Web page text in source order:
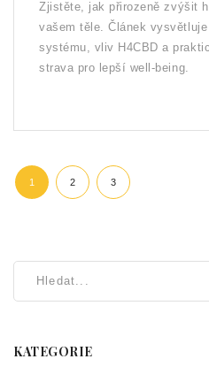
Zjistěte, jak přirozeně zvýšit
vašem těle. Článek
systému, vliv H4CBD a
strava pro lepší well-being.
1 2 3
KATEGORIE